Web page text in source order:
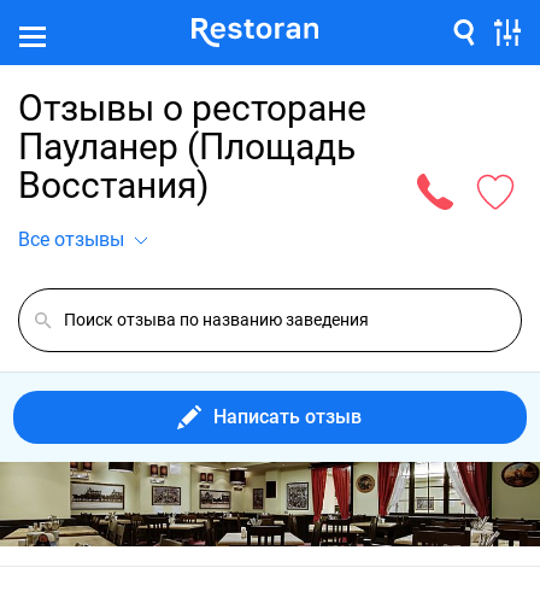
Отзывы о ресторане
Пауланер (Площадь
Восстания)
Все отзывы
Написать отзыв